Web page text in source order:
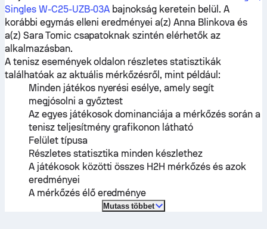
Singles W-C25-UZB-03A bajnokság keretein belül. A
korábbi egymás elleni eredményei a(z) Anna Blinkova és
a(z) Sara Tomiccsapatoknak szintén elérhetők az
alkalmazásban.
A tenisz események oldalon részletes statisztikák
találhatóak az aktuális mérkőzésről, mint például:
Minden játékos nyerési esélye, amely segít
megjósolni a győztest
Az egyes játékosok dominanciája a mérkőzés során a
tenisz teljesítmény grafikonon látható
Felület típusa
Részletes statisztika minden készlethez
A játékosok közötti összes H2H mérkőzés és azok
eredményei
A mérkőzés élő eredménye
Mutass többet